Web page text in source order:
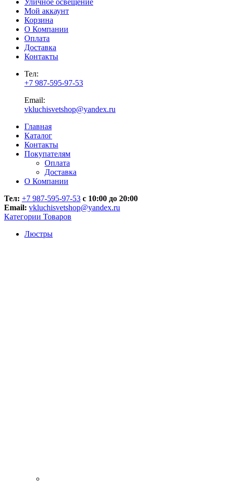
Уличное освещение
Мой аккаунт
Корзина
О Компании
Оплата
Доставка
Контакты
Тел:
+7 987-595-97-53
Email:
vkluchisvetshop@yandex.ru
Главная
Каталог
Контакты
Покупателям
Оплата
Доставка
О Компании
Тел: +7 987-595-97-53 с 10:00 до 20:00
Email: vkluchisvetshop@yandex.ru
Категории Товаров
Люстры